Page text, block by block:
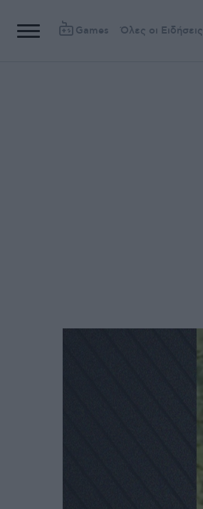
Games Όλες οι Ειδήσεις